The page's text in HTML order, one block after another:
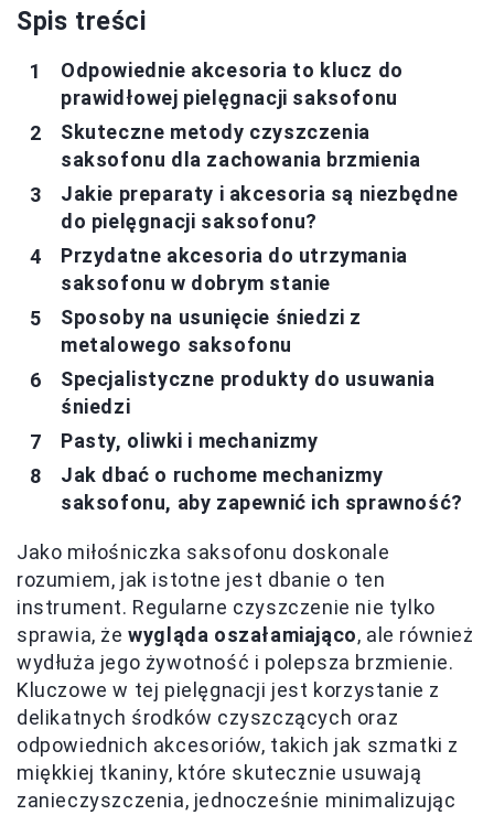
Spis treści
Odpowiednie akcesoria to klucz do
prawidłowej pielęgnacji saksofonu
Skuteczne metody czyszczenia
saksofonu dla zachowania brzmienia
Jakie preparaty i akcesoria są niezbędne
do pielęgnacji saksofonu?
Przydatne akcesoria do utrzymania
saksofonu w dobrym stanie
Sposoby na usunięcie śniedzi z
metalowego saksofonu
Specjalistyczne produkty do usuwania
śniedzi
Pasty, oliwki i mechanizmy
Jak dbać o ruchome mechanizmy
saksofonu, aby zapewnić ich sprawność?
Jako miłośniczka saksofonu doskonale
rozumiem, jak istotne jest dbanie o ten
instrument. Regularne czyszczenie nie tylko
sprawia, żewygląda oszałamiająco, ale również
wydłuża jego żywotność i polepsza brzmienie.
Kluczowe w tej pielęgnacji jest korzystanie z
delikatnych środków czyszczących oraz
odpowiednich akcesoriów, takich jak szmatki z
miękkiej tkaniny, które skutecznie usuwają
zanieczyszczenia, jednocześnie minimalizując